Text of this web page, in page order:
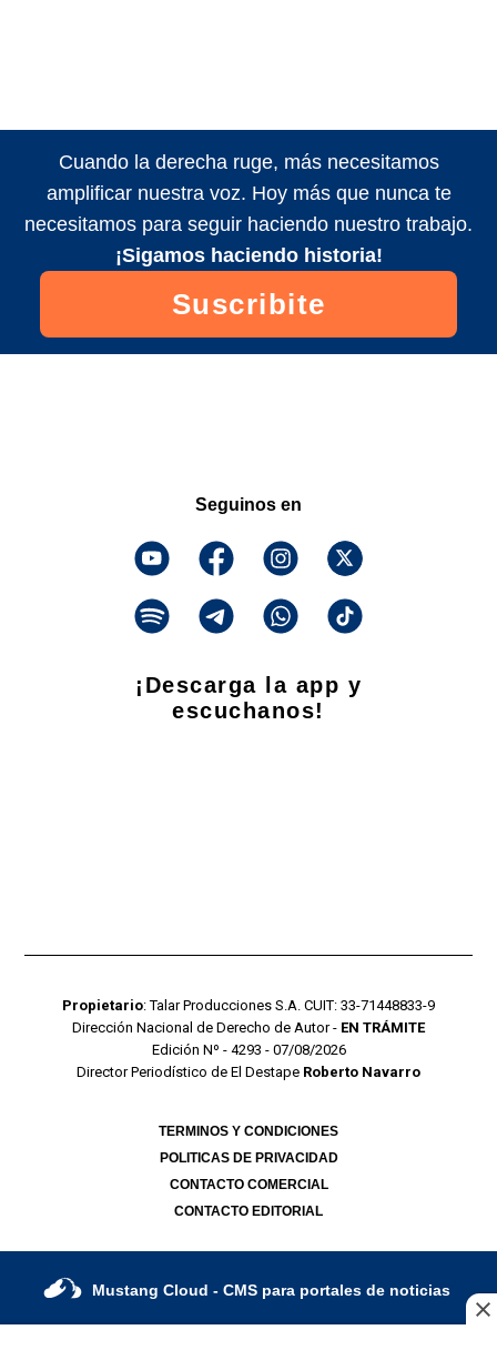
Cuando la derecha ruge, más necesitamos
amplificar nuestra voz. Hoy más que nunca te
necesitamos para seguir haciendo nuestro trabajo.
¡Sigamos haciendo historia!
Suscribite
Seguinos en
¡Descarga la app y
escuchanos!
Propietario: Talar Producciones S.A. CUIT: 33-71448833-9
Dirección Nacional de Derecho de Autor - EN TRÁMITE
Edición Nº - 4293 - 07/08/2026
Director Periodístico de El Destape Roberto Navarro
TERMINOS Y CONDICIONES
POLITICAS DE PRIVACIDAD
CONTACTO COMERCIAL
CONTACTO EDITORIAL
Mustang Cloud - CMS para portales de noticias